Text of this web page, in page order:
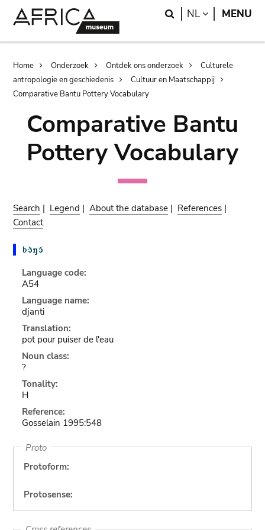
Search
NL LANGUAGE
MENU
Breadcrumb
Home Onderzoek Ontdek ons onderzoek
Culturele
antropologie en geschiedenis
Cultuur en Maatschappij
Comparative Bantu Pottery Vocabulary
Comparative Bantu
Pottery Vocabulary
Search | Legend |About the database | References |
Contact
Language code:
A54
Language name:
djanti
Translation:
pot pour puiser de l'eau
Noun class:
?
Tonality:
H
Reference:
Gosselain 1995:548
Proto
Protoform:
Protosense: